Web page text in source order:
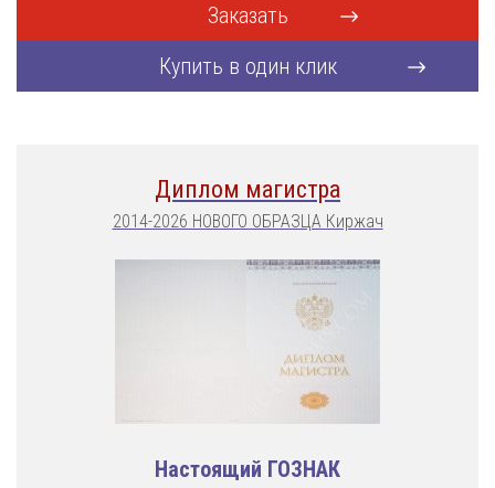
Заказать
Купить в один клик
Диплом магистра
2014-2026 НОВОГО ОБРАЗЦА Киржач
Настоящий ГОЗНАК